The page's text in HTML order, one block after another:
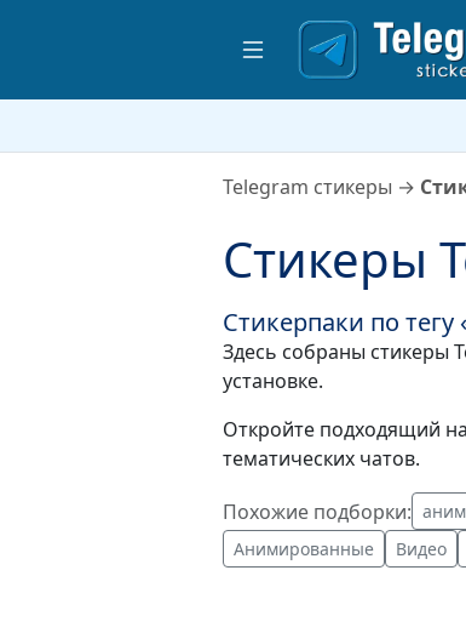
Telegram стикеры →
Стикеры
Стикерпаки по тегу
Здесь собраны стикеры
установке.
Откройте подходящий
тематических чатов.
Похожие подборки:
Анимированные
Видео